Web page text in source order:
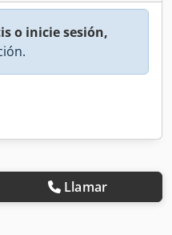
o inicie sesión,
Llamar